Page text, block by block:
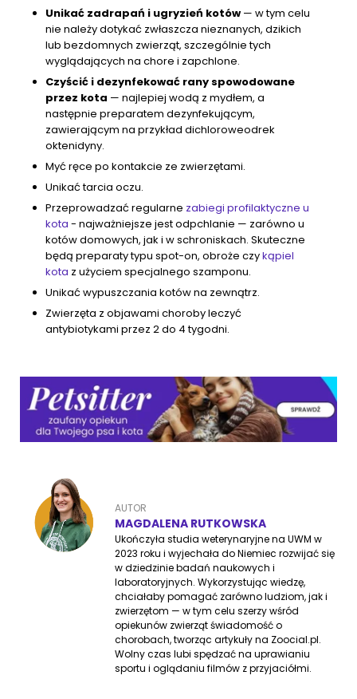
Unikać zadrapań i ugryzień kotów — w tym celu
nie należy dotykać zwłaszcza nieznanych, dzikich
lub bezdomnych zwierząt, szczególnie tych
wyglądających na chore i zapchlone.
Czyścić i dezynfekować rany spowodowane
przez kota — najlepiej wodą z mydłem, a
następnie preparatem dezynfekującym,
zawierającym na przykład dichloroweodrek
oktenidyny.
Myć ręce po kontakcie ze zwierzętami.
Unikać tarcia oczu.
Przeprowadzać regularne zabiegi profilaktyczne u
kota - najważniejsze jest odpchlanie — zarówno u
kotów domowych, jak i w schroniskach. Skuteczne
będą preparaty typu spot-on, obroże czykąpiel
kota z użyciem specjalnego szamponu.
Unikać wypuszczania kotów na zewnątrz.
Zwierzęta z objawami choroby leczyć
antybiotykami przez 2 do 4 tygodni.
AUTOR
MAGDALENA RUTKOWSKA
Ukończyła studia weterynaryjne na UWM w
2023 roku i wyjechała do Niemiec rozwijać się
w dziedzinie badań naukowych i
laboratoryjnych. Wykorzystując wiedzę,
chciałaby pomagać zarówno ludziom, jak i
zwierzętom — w tym celu szerzy wśród
opiekunów zwierząt świadomość o
chorobach, tworząc artykuły na Zoocial.pl.
Wolny czas lubi spędzać na uprawianiu
sportu i oglądaniu filmów z przyjaciółmi.